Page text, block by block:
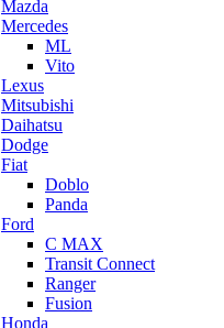
Mazda
Mercedes
ML
Vito
Lexus
Mitsubishi
Daihatsu
Dodge
Fiat
Doblo
Panda
Ford
C MAX
Transit Connect
Ranger
Fusion
Honda